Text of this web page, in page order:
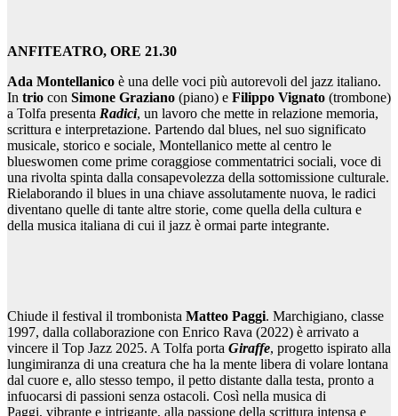
ANFITEATRO, ORE 21.30
Ada Montellanico è una delle voci più autorevoli del jazz italiano.
In trio con Simone Graziano (piano) e Filippo Vignato (trombone)
a Tolfa presenta Radici, un lavoro che mette in relazione memoria,
scrittura e interpretazione. Partendo dal blues, nel suo significato
musicale, storico e sociale, Montellanico mette al centro le
blueswomen come prime coraggiose commentatrici sociali, voce di
una rivolta spinta dalla consapevolezza della sottomissione culturale.
Rielaborando il blues in una chiave assolutamente nuova, le radici
diventano quelle di tante altre storie, come quella della cultura e
della musica italiana di cui il jazz è ormai parte integrante.
Chiude il festival il trombonista Matteo Paggi. Marchigiano, classe
1997, dalla collaborazione con Enrico Rava (2022) è arrivato a
vincere il Top Jazz 2025. A Tolfa porta Giraffe, progetto ispirato alla
lungimiranza di una creatura che ha la mente libera di volare lontana
dal cuore e, allo stesso tempo, il petto distante dalla testa, pronto a
infuocarsi di passioni senza ostacoli. Così nella musica di
Paggi, vibrante e intrigante, alla passione della scrittura intensa e